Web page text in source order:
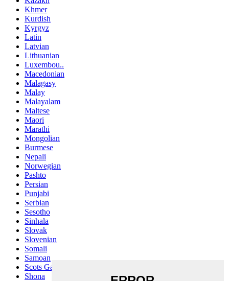
Khmer
Kurdish
Kyrgyz
Latin
Latvian
Lithuanian
Luxembou..
Macedonian
Malagasy
Malay
Malayalam
Maltese
Maori
Marathi
Mongolian
Burmese
Nepali
Norwegian
Pashto
Persian
Punjabi
Serbian
Sesotho
Sinhala
Slovak
Slovenian
Somali
Samoan
Scots Gaelic
Shona